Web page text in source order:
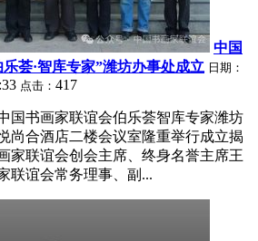
中国
荟·智库专家”潍坊办事处成立 日期：
点击： 417
国书画家联谊会伯乐荟智库专家潍坊
尚合酒店二楼会议室隆重举行成立揭
家联谊会创会主席、终身名誉主席王
联谊会常务理事、副...